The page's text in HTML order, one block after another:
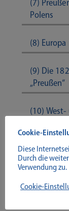
(7)
Polens
(8)
(9) Die
„Preußen“
(10)
(11) Die
(12) Die
1919/
Cookie-
Diese
Durch die
Verwendung zu.
Cookie-